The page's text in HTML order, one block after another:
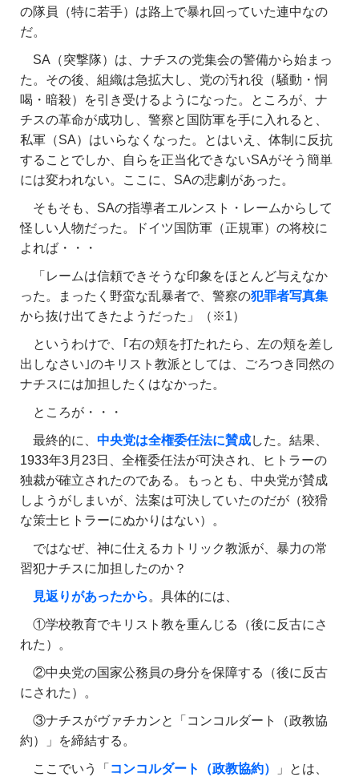
の隊員（特に若手）は路上で暴れ回っていた連中なの
だ。
SA（突撃隊）は、ナチスの党集会の警備から始まっ
た。その後、組織は急拡大し、党の汚れ役（騒動・恫
喝・暗殺）を引き受けるようになった。ところが、ナ
チスの革命が成功し、警察と国防軍を手に入れると、
私軍（SA）はいらなくなった。とはいえ、体制に反抗
することでしか、自らを正当化できないSAがそう簡単
には変われない。ここに、SAの悲劇があった。
そもそも、SAの指導者エルンスト・レームからして
怪しい人物だった。ドイツ国防軍（正規軍）の将校に
よれば・・・
「レームは信頼できそうな印象をほとんど与えなか
った。まったく野蛮な乱暴者で、警察の犯罪者写真集
から抜け出てきたようだった」（※1）
というわけで、｢右の頬を打たれたら、左の頬を差し
出しなさい｣のキリスト教派としては、ごろつき同然の
ナチスには加担したくはなかった。
ところが・・・
最終的に、 中央党は全権委任法に賛成した。結果、
1933年3月23日、全権委任法が可決され、ヒトラーの
独裁が確立されたのである。もっとも、中央党が賛成
しようがしまいが、法案は可決していたのだが（狡猾
な策士ヒトラーにぬかりはない）。
ではなぜ、神に仕えるカトリック教派が、暴力の常
習犯ナチスに加担したのか？
見返りがあったから 。具体的には、
①学校教育でキリスト教を重んじる（後に反古にさ
れた）。
②中央党の国家公務員の身分を保障する（後に反古
にされた）。
③ナチスがヴァチカンと「コンコルダート（政教協
約）」を締結する。
ここでいう「 コンコルダート（政教協約）
」とは、